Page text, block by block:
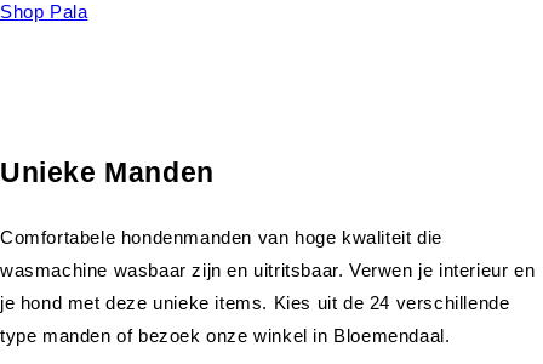
Shop Pala
Unieke Manden
Comfortabele hondenmanden van hoge kwaliteit die
wasmachine wasbaar zijn en uitritsbaar. Verwen je interieur en
je hond met deze unieke items. Kies uit de 24 verschillende
type manden of bezoek onze winkel in Bloemendaal.